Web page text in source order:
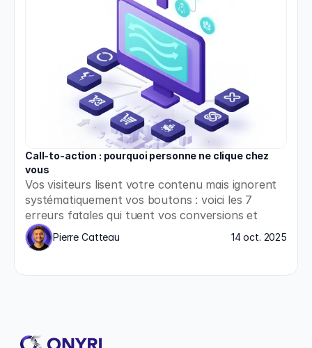
Call-to-action : pourquoi personne ne clique chez
vous
Vos visiteurs lisent votre contenu mais ignorent
systématiquement vos boutons : voici les 7
erreurs fatales qui tuent vos conversions et
comment les corriger immédiatement.
Pierre Catteau 14 oct. 2025